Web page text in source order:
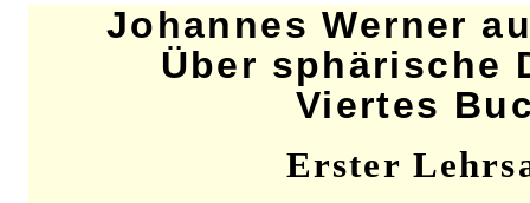
Johannes Werner
Über sphärische
Viertes
Erster